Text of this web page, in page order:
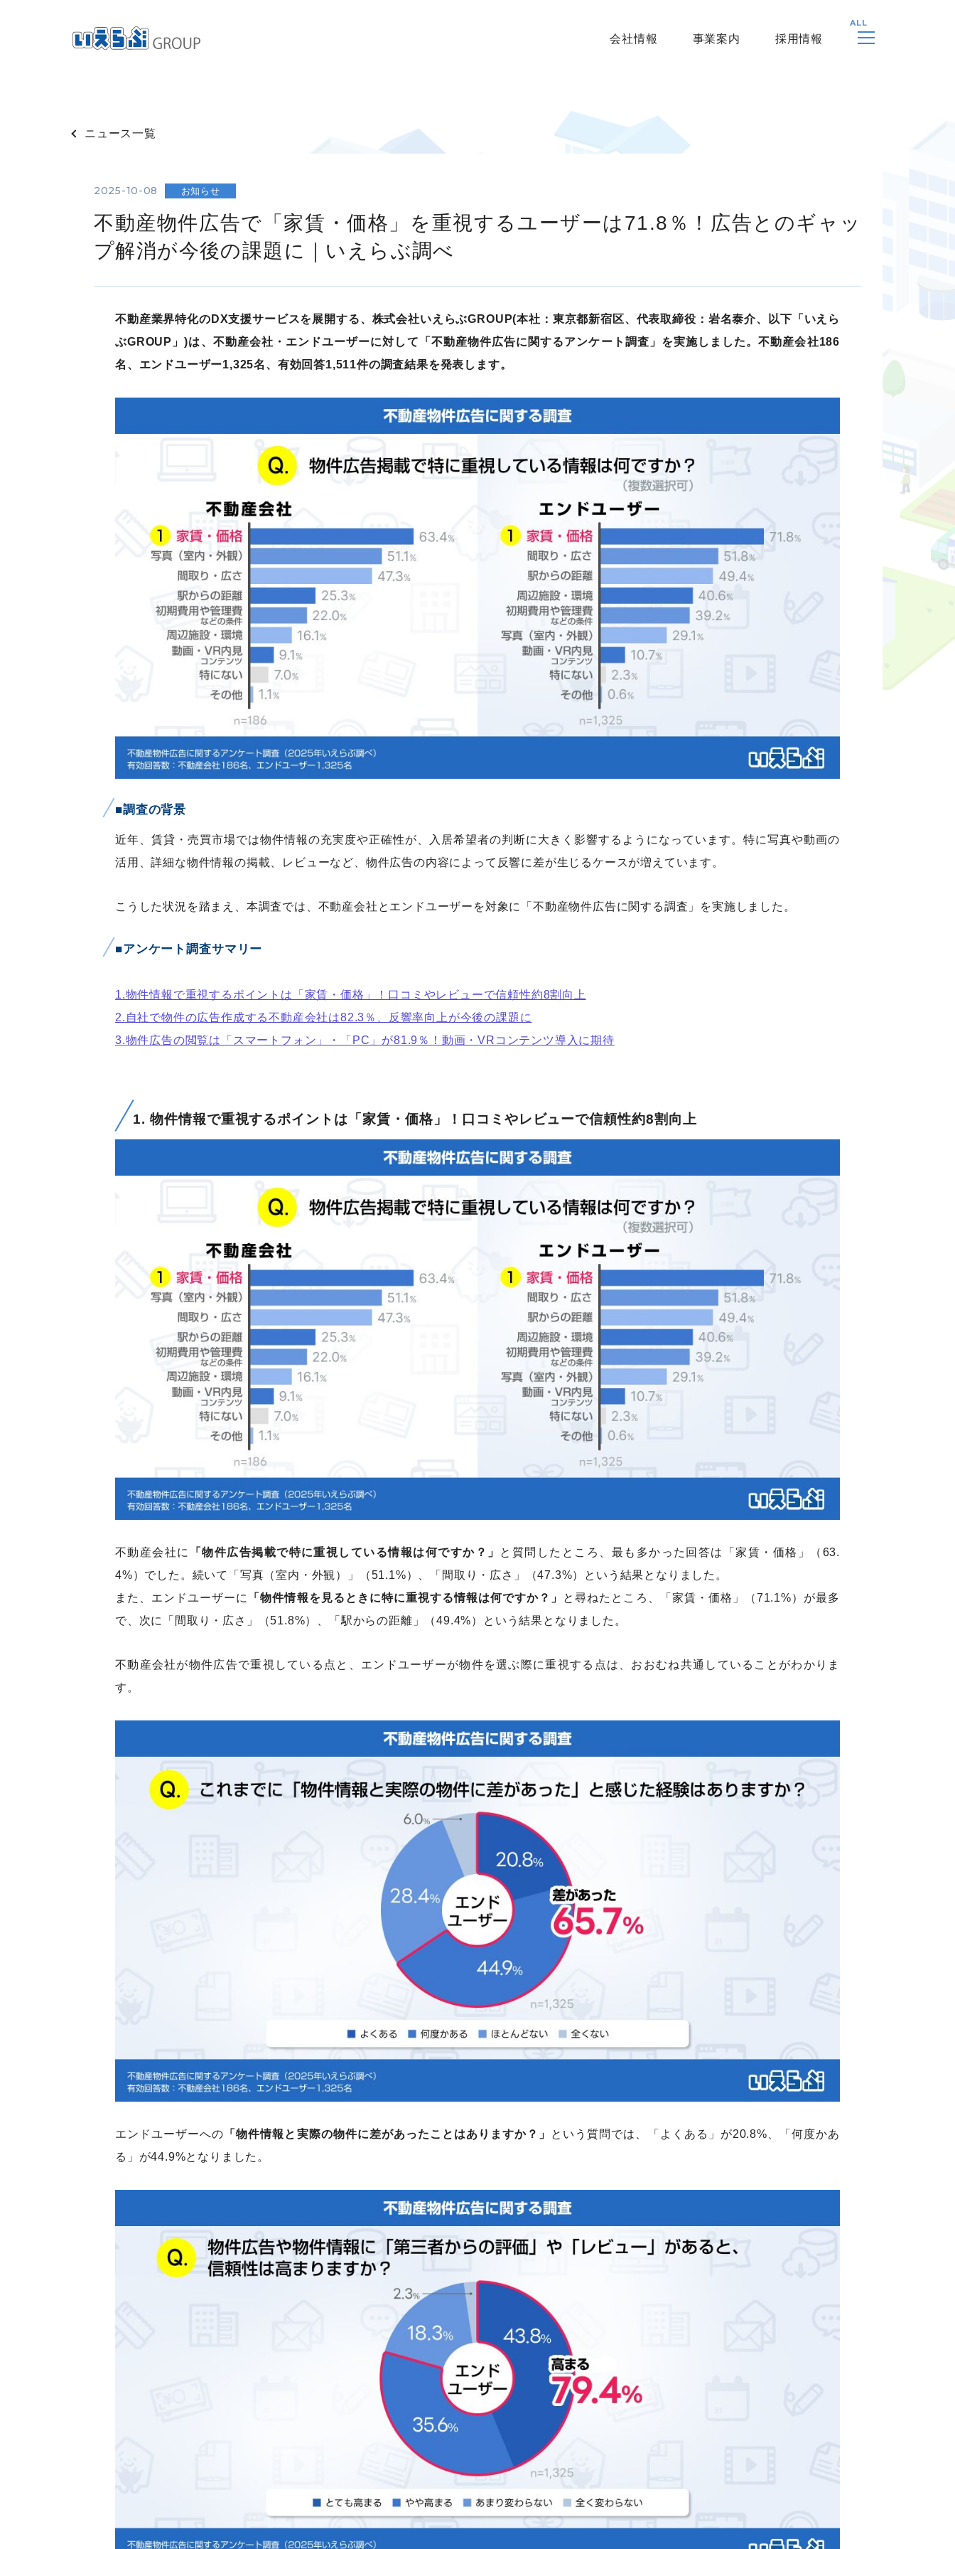
会社情報 事業案内 採用情報
ニュース一覧
2025-10-08 お知らせ
不動産物件広告で「家賃・価格」を重視するユーザーは71.8％！広告とのギャッ
プ解消が今後の課題に｜いえらぶ調べ
不動産業界特化のDX支援サービスを展開する、株式会社いえらぶGROUP(本社：東京都新宿区、代表取締役：岩名泰介、以下「いえら
ぶGROUP」)は、不動産会社・エンドユーザーに対して「不動産物件広告に関するアンケート調査」を実施しました。不動産会社186
名、エンドユーザー1,325名、有効回答1,511件の調査結果を発表します。
■調査の背景
近年、賃貸・売買市場では物件情報の充実度や正確性が、入居希望者の判断に大きく影響するようになっています。特に写真や動画の
活用、詳細な物件情報の掲載、レビューなど、物件広告の内容によって反響に差が生じるケースが増えています。
こうした状況を踏まえ、本調査では、不動産会社とエンドユーザーを対象に「不動産物件広告に関する調査」を実施しました。
■アンケート調査サマリー
1.物件情報で重視するポイントは「家賃・価格」！口コミやレビューで信頼性約8割向上
2.自社で物件の広告作成する不動産会社は82.3％、反響率向上が今後の課題に
3.物件広告の閲覧は「スマートフォン」・「PC」が81.9％！動画・VRコンテンツ導入に期待
1. 物件情報で重視するポイントは「家賃・価格」！口コミやレビューで信頼性約8割向上
不動産会社に 「物件広告掲載で特に重視している情報は何ですか？」 と質問したところ、最も多かった回答は「家賃・価格」（63.
4%）でした。続いて「写真（室内・外観）」（51.1%）、「間取り・広さ」（47.3%）という結果となりました。
また、エンドユーザーに
「物件情報を見るときに特に重視する情報は何ですか？」
と尋ねたところ、「家賃・価格」（71.1%）が最多
で、次に「間取り・広さ」（51.8%）、「駅からの距離」（49.4%）という結果となりました。
不動産会社が物件広告で重視している点と、エンドユーザーが物件を選ぶ際に重視する点は、おおむね共通していることがわかりま
す。
エンドユーザーへの 「物件情報と実際の物件に差があったことはありますか？」
という質問では、「よくある」が20.8%、「何度かあ
る」が44.9%となりました。